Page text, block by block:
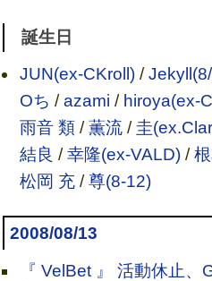
誕生日
JUN(ex-CKroll)/
Oち /azami / hiroya(ex-
雨音 類/薫流/圭
結良 /幸隆(ex-VALD)/
松岡 充/尊(8-12)
2008/08/13
『 VelBet 』 活動休止